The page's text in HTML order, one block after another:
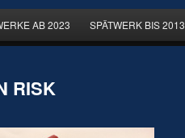
AB 2023 SPÄTWERK BIS 2013
RISK